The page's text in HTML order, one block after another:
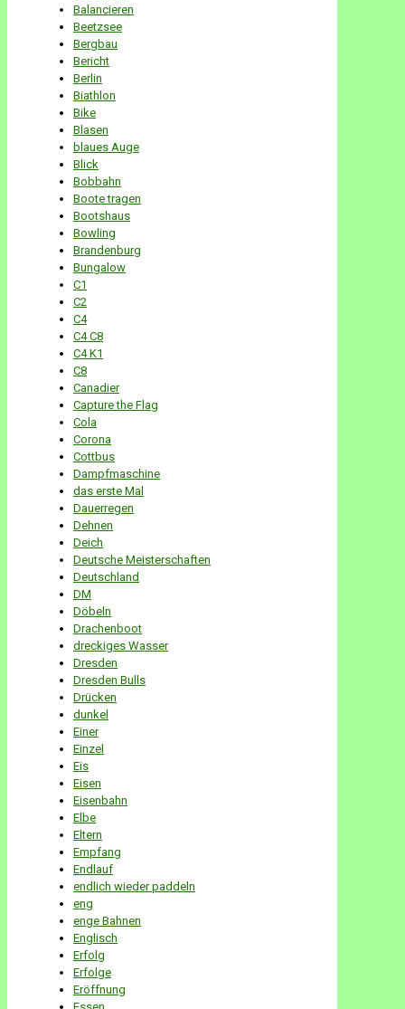
Balancieren
Beetzsee
Bergbau
Bericht
Berlin
Biathlon
Bike
Blasen
blaues Auge
Blick
Bobbahn
Boote tragen
Bootshaus
Bowling
Brandenburg
Bungalow
C1
C2
C4
C4 C8
C4 K1
C8
Canadier
Capture the Flag
Cola
Corona
Cottbus
Dampfmaschine
das erste Mal
Dauerregen
Dehnen
Deich
Deutsche Meisterschaften
Deutschland
DM
Döbeln
Drachenboot
dreckiges Wasser
Dresden
Dresden Bulls
Drücken
dunkel
Einer
Einzel
Eis
Eisen
Eisenbahn
Elbe
Eltern
Empfang
Endlauf
endlich wieder paddeln
eng
enge Bahnen
Englisch
Erfolg
Erfolge
Eröffnung